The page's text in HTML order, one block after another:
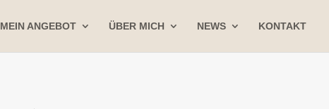
MEIN ANGEBOT ÜBER MICH NEWS KONTAKT